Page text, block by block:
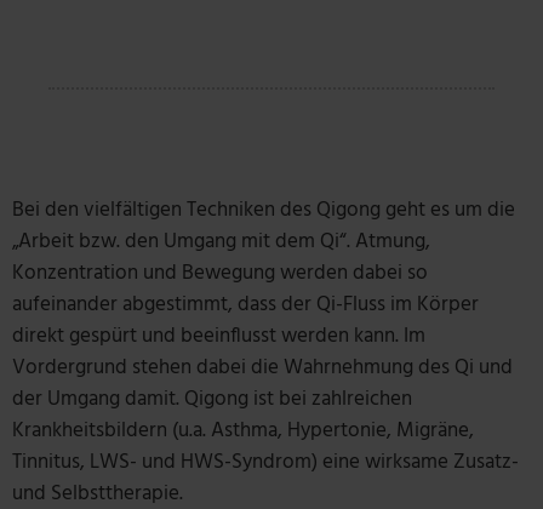
Bei den vielfältigen Techniken des Qigong geht es um die
„Arbeit bzw. den Umgang mit dem Qi“. Atmung,
Konzentration und Bewegung werden dabei so
aufeinander abgestimmt, dass der Qi-Fluss im Körper
direkt gespürt und beeinflusst werden kann. Im
Vordergrund stehen dabei die Wahrnehmung des Qi und
der Umgang damit. Qigong ist bei zahlreichen
Krankheitsbildern (u.a. Asthma, Hypertonie, Migräne,
Tinnitus, LWS- und HWS-Syndrom) eine wirksame Zusatz-
und Selbsttherapie.